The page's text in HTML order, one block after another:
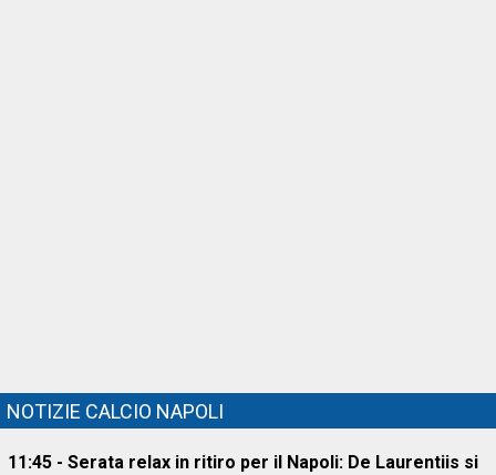
NOTIZIE CALCIO NAPOLI
11:45 - Serata relax in ritiro per il Napoli: De Laurentiis si